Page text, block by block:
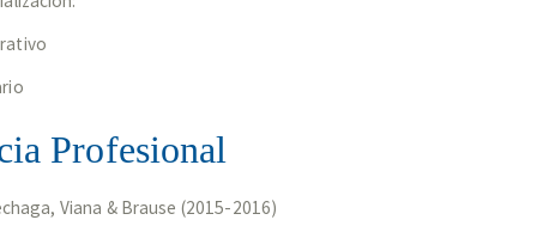
Profesional
Viana & Brause (2015-2016)